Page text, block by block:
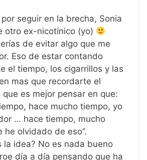
seguir en la brecha, Sonia
otro ex-nicotínico (yo)
de evitar algo que me
Eso de estar contando
el tiempo, los cigarrillos y las
mas que recordarte el
es mejor pensar en que:
hace mucho tiempo, yo
… hace tiempo, mucho
he olvidado de eso”.
la idea? No es nada bueno
día a día pensando que ha